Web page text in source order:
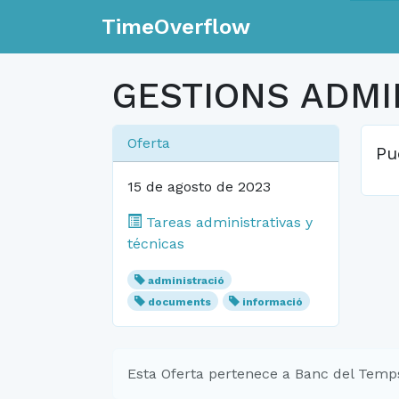
TimeOverflow
GESTIONS
Oferta
15 de agosto de 2023
Tareas administrativas y
técnicas
administració
documents
informació
Esta Oferta pertenece a Banc del